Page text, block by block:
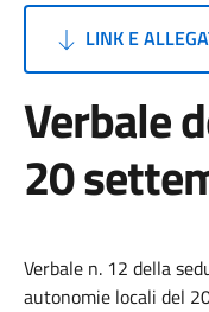
LINK E
Verbale
20
Verbale n. 12 della
autonomie locali del